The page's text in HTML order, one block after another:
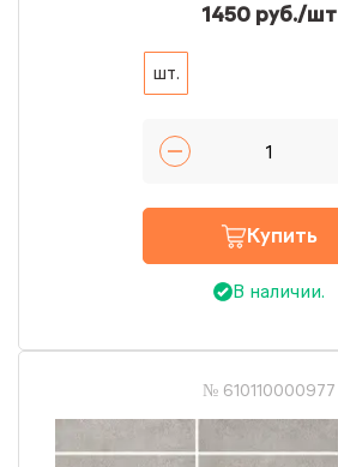
1450 руб./шт
шт.
Купить
В наличии.
№ 610110000977